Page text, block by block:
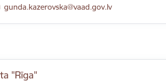
E-pasts:
gunda.kazerovska@vaad.gov.lv
"Rīga"